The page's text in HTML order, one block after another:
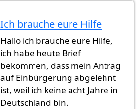
Ich brauche eure Hilfe
Hallo ich brauche eure Hilfe,
ich habe heute Brief
bekommen, dass mein Antrag
auf Einbürgerung abgelehnt
ist, weil ich keine acht Jahre in
Deutschland bin.